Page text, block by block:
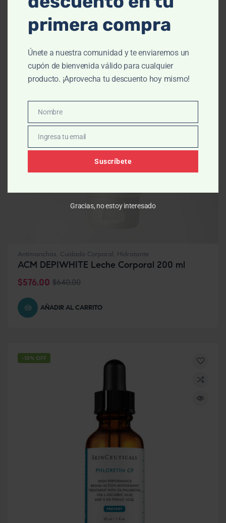
Antimanchas, Cuidado Corporal , Hidratante
ACM DEPIWHITE Leche Corporal 200 ml
$640.00
$576.00
AÑADIR AL CARRITO
-10% OFF
primera compra
Únete a nuestra comunidad y te enviaremos un
cupón de bienvenida válido para cualquier
producto. ¡Aprovecha tu descuento hoy mismo!
Nombre
Nombre
Email
Ingresa tu email
Suscríbete
Gracias, no estoy interesado